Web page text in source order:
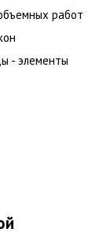
работ
- элементы